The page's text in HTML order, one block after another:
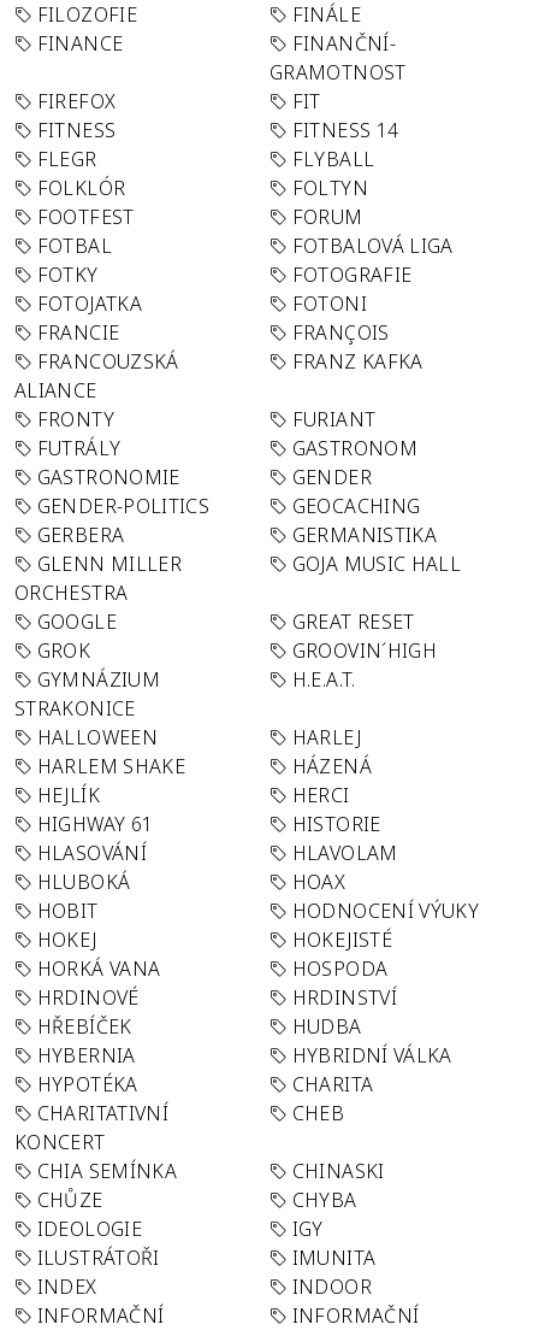
FILOZOFIE
FINÁLE
FINANCE
FINANČNÍ-
GRAMOTNOST
FIREFOX
FIT
FITNESS
FITNESS 14
FLEGR
FLYBALL
FOLKLÓR
FOLTYN
FOOTFEST
FORUM
FOTBAL
FOTBALOVÁ LIGA
FOTKY
FOTOGRAFIE
FOTOJATKA
FOTONI
FRANCIE
FRANÇOIS
FRANCOUZSKÁ
ALIANCE
FRANZ KAFKA
FRONTY
FURIANT
FUTRÁLY
GASTRONOM
GASTRONOMIE
GENDER
GENDER-POLITICS
GEOCACHING
GERBERA
GERMANISTIKA
GLENN MILLER
ORCHESTRA
GOJA MUSIC HALL
GOOGLE
GREAT RESET
GROK
GROOVIN´HIGH
GYMNÁZIUM
STRAKONICE
H.E.A.T.
HALLOWEEN
HARLEJ
HARLEM SHAKE
HÁZENÁ
HEJLÍK
HERCI
HIGHWAY 61
HISTORIE
HLASOVÁNÍ
HLAVOLAM
HLUBOKÁ
HOAX
HOBIT
HODNOCENÍ VÝUKY
HOKEJ
HOKEJISTÉ
HORKÁ VANA
HOSPODA
HRDINOVÉ
HRDINSTVÍ
HŘEBÍČEK
HUDBA
HYBERNIA
HYBRIDNÍ VÁLKA
HYPOTÉKA
CHARITA
CHARITATIVNÍ
KONCERT
CHEB
CHIA SEMÍNKA
CHINASKI
CHŮZE
CHYBA
IDEOLOGIE
IGY
ILUSTRÁTOŘI
IMUNITA
INDEX
INDOOR
INFORMAČNÍ
INFORMAČNÍ